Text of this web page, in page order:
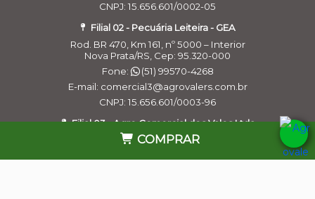
COMPRAR
CNPJ: 15.656.601/0002-05
Filial 02 - Pecuária Leiteira - GEA
Rod. BR 470, Km 161, nº 5000 – Interior
Nova Prata/RS, Cep: 95.320-000
Fone:
(51) 99570-4268
E-mail: comercial3@agrovalers.com.br
CNPJ: 15.656.601/0003-96
Filial 03 - Agro Comercial dos Vales Ltda
Rua Belchior Silva Dias, 215 – Bairro Industrial
a gente usa cookies para personalizar anúncios e melhorar a
sua experiência no site. Ao continuar navegando, você concorda com a
Política de Privacidade
Continuar e fechar